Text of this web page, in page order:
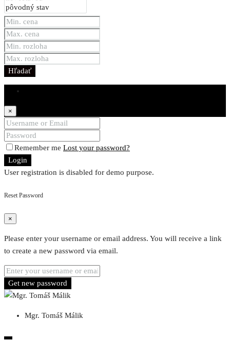
Hľadať
×
Remember me Lost your password?
Login
User registration is disabled for demo purpose.
Reset Password
×
Please enter your username or email address. You will receive a link
to create a new password via email.
Get new password
Mgr. Tomáš Málik